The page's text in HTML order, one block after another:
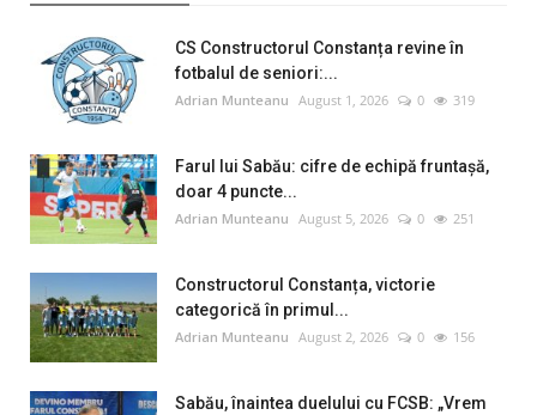
CS Constructorul Constanța revine în
fotbalul de seniori:...
Adrian Munteanu August 1, 2026 0 319
Farul lui Sabău: cifre de echipă fruntașă,
doar 4 puncte...
Adrian Munteanu August 5, 2026 0 251
Constructorul Constanța, victorie
categorică în primul...
Adrian Munteanu August 2, 2026 0 156
Sabău, înaintea duelului cu FCSB: „Vrem